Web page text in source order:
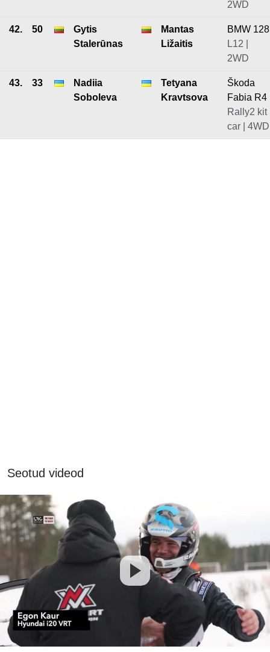
2WD
42. 50
Gytis
Stalerūnas
Mantas
Ližaitis
BMW 128
L12 |
2WD
43. 33
Nadiia
Soboleva
Tetyana
Kravtsova
Škoda
Fabia R4
Rally2 kit
car | 4WD
Seotud videod